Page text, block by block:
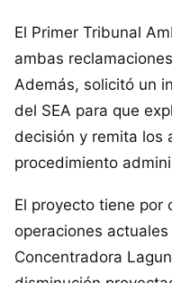
El Primer Tribunal
ambas
Además, solicitó un
del SEA para que
decisión y remita los
procedimiento
El proyecto tiene por
operaciones
Concentradora